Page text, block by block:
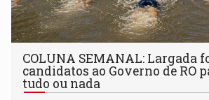
COLUNA SEMANAL: Largada
candidatos ao Governo de RO
tudo ou nada